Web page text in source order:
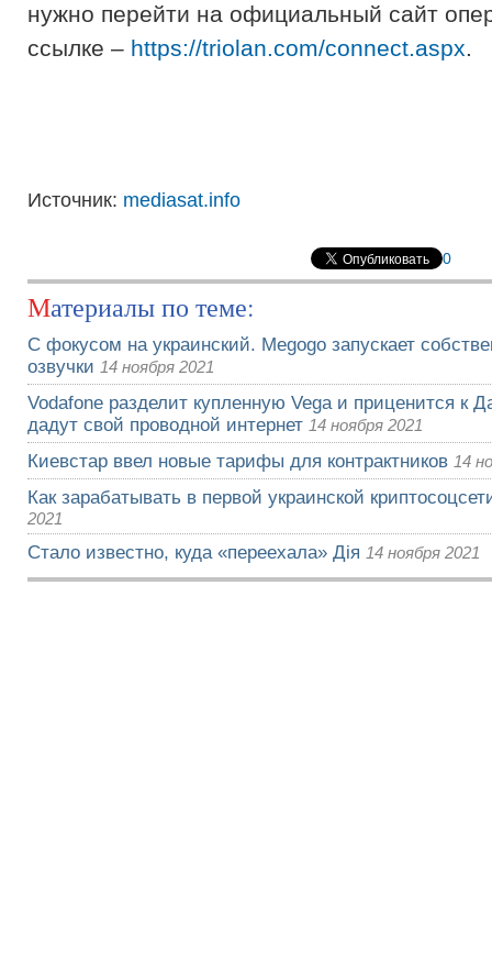
нужно перейти на официальный сайт
ссылке – https://triolan.com/connect.aspx.
Источник: mediasat.info
0
Материалы по теме:
С фокусом на украинский. Megogo запускает
озвучки 14 ноября 2021
Vodafone разделит купленную Vega и приценится к
дадут свой проводной интернет 14 ноября 2021
Киевстар ввел новые тарифы для контрактников 14
Как зарабатывать в первой украинской
2021
Стало известно, куда «переехала» Дія 14 ноября 2021